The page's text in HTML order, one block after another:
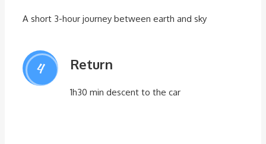
A short 3-hour journey between earth and sky
4 Return
1h30 min descent to the car